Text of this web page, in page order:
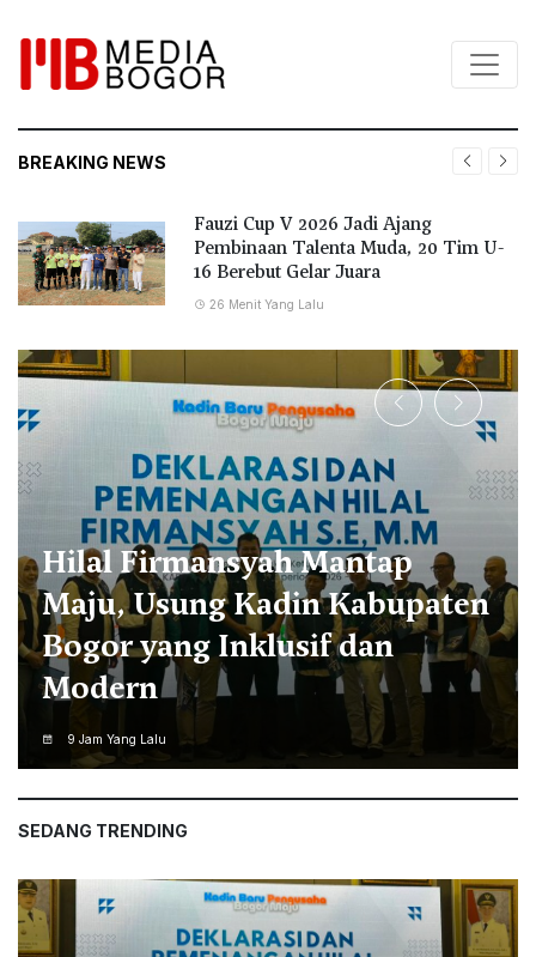
BREAKING NEWS
Fauzi Cup V 2026 Jadi Ajang
Pembinaan Talenta Muda, 20 Tim U-
16 Berebut Gelar Juara
26 Menit Yang Lalu
Jaro Ade: Bendera Merah
Putih Jadi Pengingat
Perjuangan dan Persatuan
9 Jam Yang Lalu
SEDANG TRENDING